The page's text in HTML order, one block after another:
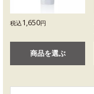
税込1,650円
商品を選ぶ